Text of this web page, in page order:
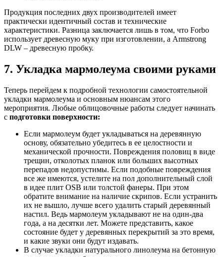
Продукция последних двух производителей имеет
практически идентичный состав и технические
характеристики. Разница заключается лишь в том, что Forbo
использует древесную муку при изготовлении, а Armstrong
DLW – древесную пробку.
7. Укладка мармолеума своими руками
Теперь перейдем к подробной технологии самостоятельной
укладки мармолеума и основным нюансам этого
мероприятия. Любые облицовочные работы следует начинать
с подготовки поверхности:
Если мармолеум будет укладываться на деревянную
основу, обязательно убедитесь в ее целостности и
механической прочности. Повреждения половиц в виде
трещин, отколотых планок или больших высотных
перепадов недопустимы. Если подобные повреждения
все же имеются, устелите на пол дополнительный слой
в идее плит OSB или толстой фанеры. При этом
обратите внимание на наличие скрипов. Если устранить
их не вышло, лучше всего удалить старый деревянный
настил. Ведь мармолеум укладывают не на один-два
года, а на десятки лет. Можете представить, какое
состояние будет у деревянных перекрытий за это время,
и какие звуки они будут издавать.
В случае укладки натурального линолеума на бетонную